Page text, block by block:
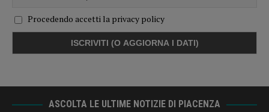
Procedendo accetti la privacy policy
ASCOLTA LE ULTIME NOTIZIE DI PIACENZA